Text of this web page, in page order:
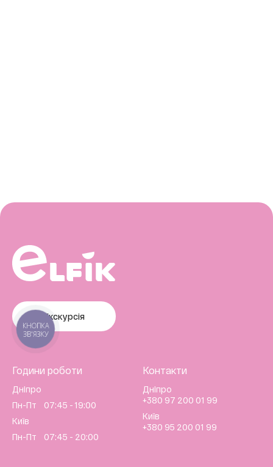
Екскурсія
Години роботи
Дніпро
Пн-Пт 07:45 - 19:00
Київ
Пн-Пт 07:45 - 20:00
Контакти
Дніпро
+380 97 200 01 99
Київ
+380 95 200 01 99
КНОПКА
ЗВ'ЯЗКУ